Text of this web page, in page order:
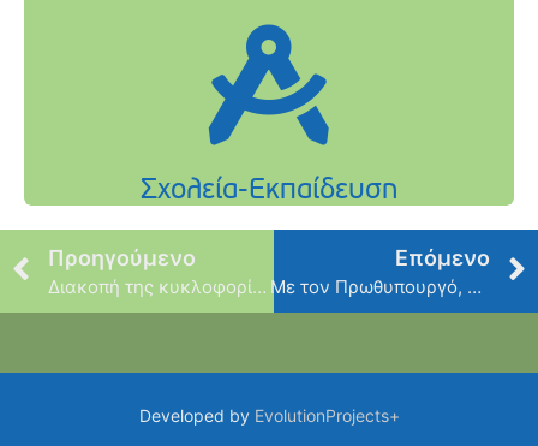
Προηγούμενο
Διακοπή της κυκλοφορίας των οχημάτων στους δρόμους διεξαγωγής του αγώνα «Κυριακίδεια 2022».
Επόμενο
Με τον Πρωθυπουργό, κ. Κυριάκο Μητσοτάκη στο Ζάππειο
Developed by EvolutionProjects+